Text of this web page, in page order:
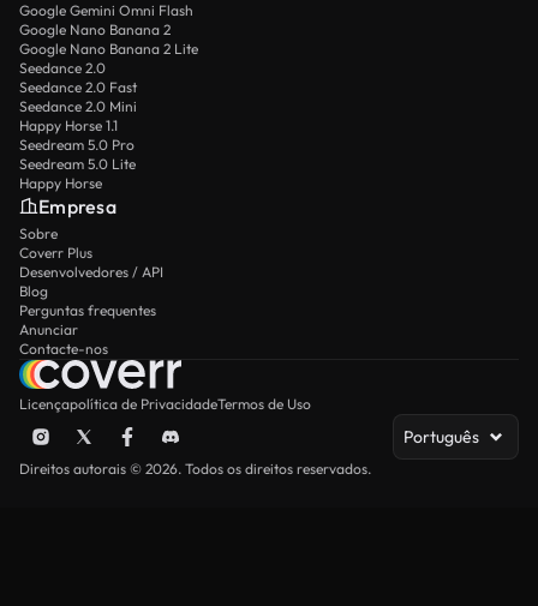
Google Gemini Omni Flash
Google Nano Banana 2
Google Nano Banana 2 Lite
Seedance 2.0
Seedance 2.0 Fast
Seedance 2.0 Mini
Happy Horse 1.1
Seedream 5.0 Pro
Seedream 5.0 Lite
Happy Horse
Empresa
Sobre
Coverr Plus
Desenvolvedores / API
Blog
Perguntas frequentes
Anunciar
Contacte-nos
Licençapolítica de PrivacidadeTermos de Uso
Português
Direitos autorais © 2026. Todos os direitos reservados.